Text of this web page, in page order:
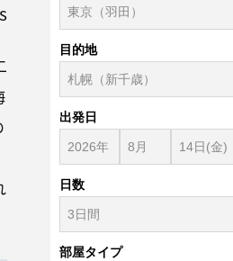
目的地
出発日
日数
部屋タイプ